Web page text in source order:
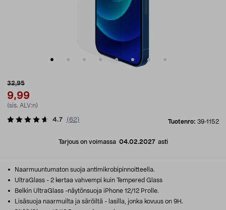
32,95
9,99
(sis. ALV:n)
Tuotenro: 39-1152
4.7 (62)
Tarjous on voimassa 04.02.2027asti
Naarmuuntumaton suoja antimikrobipinnoitteella.
UltraGlass - 2 kertaa vahvempi kuin Tempered Glass
Belkin UltraGlass -näytönsuoja iPhone 12/12 Prolle.
Lisäsuoja naarmuilta ja säröiltä - lasilla, jonka kovuus on 9H.